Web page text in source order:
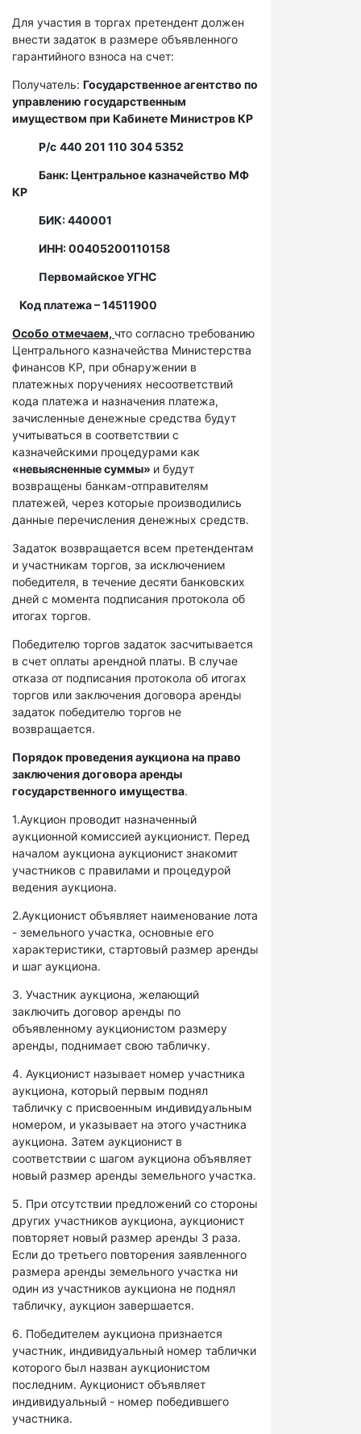
Для участия в торгах претендент должен
внести задаток в размере объявленного
гарантийного взноса на счет:
Получатель: Государственное агентство по
управлению государственным
имуществом при Кабинете Министров КР
Р/с 440 201 110 304 5352
Банк: Центральное казначейство МФ
КР
БИК: 440001
ИНН: 00405200110158
Первомайское УГНС
Код платежа – 14511900
Особо отмечаем, что согласно требованию
Центрального казначейства Министерства
финансов КР, при обнаружении в
платежных поручениях несоответствий
кода платежа и назначения платежа,
зачисленные денежные средства будут
учитываться в соответствии с
казначейскими процедурами как
«невыясненные суммы» и будут
возвращены банкам-отправителям
платежей, через которые производились
данные перечисления денежных средств.
Задаток возвращается всем претендентам
и участникам торгов, за исключением
победителя, в течение десяти банковских
дней с момента подписания протокола об
итогах торгов.
Победителю торгов задаток засчитывается
в счет оплаты арендной платы. В случае
отказа от подписания протокола об итогах
торгов или заключения договора аренды
задаток победителю торгов не
возвращается.
Порядок проведения аукциона на право
заключения договора аренды
государственного имущества.
1.Аукцион проводит назначенный
аукционной комиссией аукционист. Перед
началом аукциона аукционист знакомит
участников с правилами и процедурой
ведения аукциона.
2.Аукционист объявляет наименование лота
- земельного участка, основные его
характеристики, стартовый размер аренды
и шаг аукциона.
3. Участник аукциона, желающий
заключить договор аренды по
объявленному аукционистом размеру
аренды, поднимает свою табличку.
4. Аукционист называет номер участника
аукциона, который первым поднял
табличку с присвоенным индивидуальным
номером, и указывает на этого участника
аукциона. Затем аукционист в
соответствии с шагом аукциона объявляет
новый размер аренды земельного участка.
5. При отсутствии предложений со стороны
других участников аукциона, аукционист
повторяет новый размер аренды 3 раза.
Если до третьего повторения заявленного
размера аренды земельного участка ни
один из участников аукциона не поднял
табличку, аукцион завершается.
6. Победителем аукциона признается
участник, индивидуальный номер таблички
которого был назван аукционистом
последним. Аукционист объявляет
индивидуальный - номер победившего
участника.